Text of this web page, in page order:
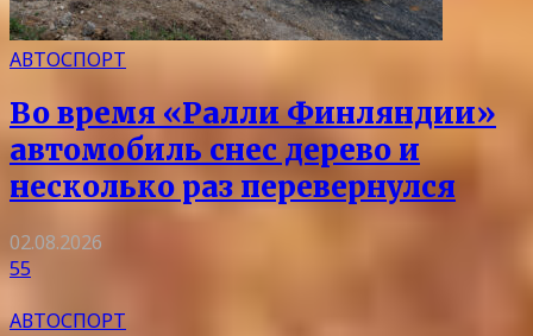
АВТОСПОРТ
Во время «Ралли Финляндии»
автомобиль снес дерево и
несколько раз перевернулся
02.08.2026
55
АВТОСПОРТ